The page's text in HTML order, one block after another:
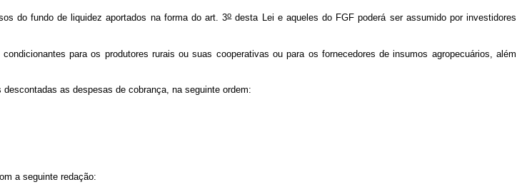
do fundo de liquidez aportados na forma do art. 3odesta Lei e aqueles do FGF poderá ser assumido por investidores
para os produtores rurais ou suas cooperativas ou para os fornecedores de insumos agropecuários, além
as despesas de cobrança, na seguinte ordem:
a seguinte redação: